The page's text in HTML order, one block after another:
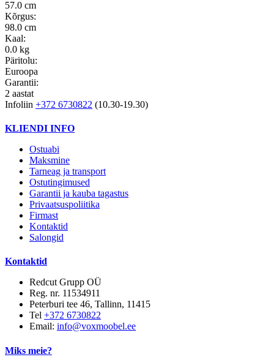
57.0 cm
Kõrgus:
98.0 cm
Kaal:
0.0 kg
Päritolu:
Euroopa
Garantii:
2 aastat
Infoliin +372 6730822 (10.30-19.30)
KLIENDI INFO
Ostuabi
Maksmine
Tarneag ja transport
Ostutingimused
Garantii ja kauba tagastus
Privaatsuspoliitika
Firmast
Kontaktid
Salongid
Kontaktid
Redcut Grupp OÜ
Reg. nr. 11534911
Peterburi tee 46, Tallinn, 11415
Tel +372 6730822
Email: info@voxmoobel.ee
Miks meie?